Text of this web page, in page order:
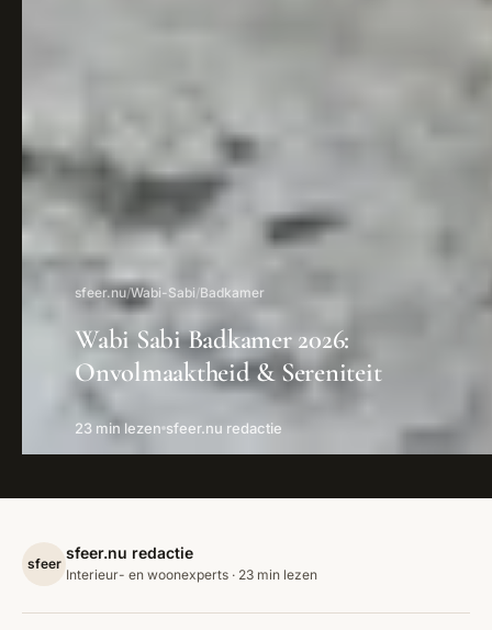
sfeer.nu/Wabi-Sabi/Badkamer
Wabi Sabi Badkamer 2026:
Onvolmaaktheid & Sereniteit
23 min lezen sfeer.nu redactie
sfeer
sfeer.nu redactie
Interieur- en woonexperts · 23 min lezen